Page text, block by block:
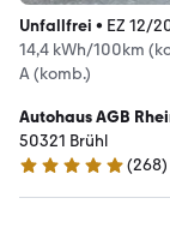
Unfallfrei • EZ 12/
14,4 kWh/100km
A (komb.)
Autohaus AGB
Fahrzeuge
50321 Brühl
4.8 Sterne
(268)